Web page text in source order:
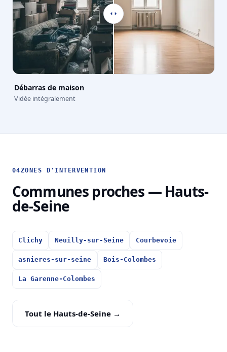
Débarras de maison
Vidée intégralement
04ZONES D'INTERVENTION
Communes proches — Hauts-
de-Seine
Clichy Neuilly-sur-Seine Courbevoie
asnieres-sur-seine Bois-Colombes
La Garenne-Colombes
Tout le Hauts-de-Seine →